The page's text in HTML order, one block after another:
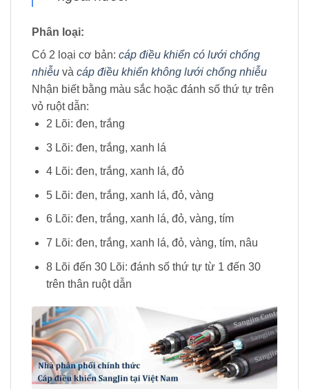
Phân loại:
Có 2 loại cơ bản: cáp điều khiển có lưới chống
nhiễu và cáp điều khiển không lưới chống nhiễu
Nhận biết bằng màu sắc hoặc đánh số thứ tự trên
vỏ ruột dẫn:
2 Lõi: đen, trắng
3 Lõi: đen, trắng, xanh lá
4 Lõi: đen, trắng, xanh lá, đỏ
5 Lõi: đen, trắng, xanh lá, đỏ, vàng
6 Lõi: đen, trắng, xanh lá, đỏ, vàng, tím
7 Lõi: đen, trắng, xanh lá, đỏ, vàng, tím, nâu
8 Lõi đến 30 Lõi: đánh số thứ tự từ 1 đến 30
trên thân ruột dẫn